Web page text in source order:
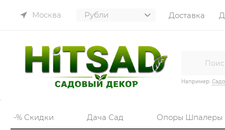
Москва Доставка
Например:
-% Скидки Дача Сад Опоры Шпалеры